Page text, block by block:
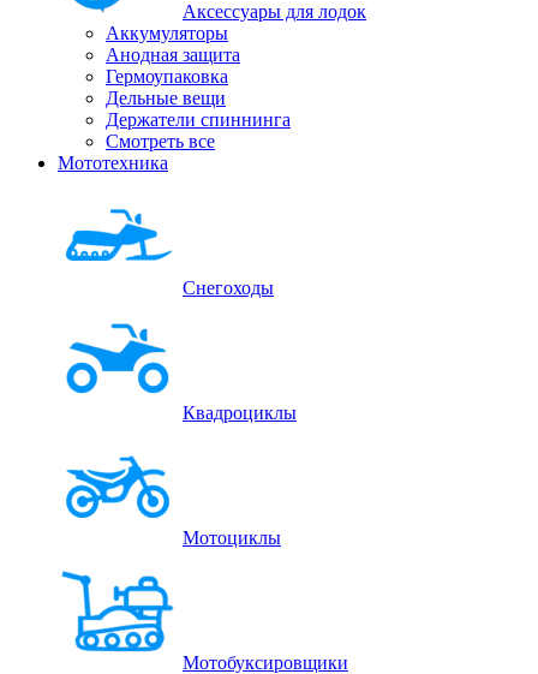
Аксессуары для лодок
Аккумуляторы
Анодная защита
Гермоупаковка
Дельные вещи
Держатели спиннинга
Смотреть все
Мототехника
Снегоходы
Квадроциклы
Мотоциклы
Мотобуксировщики